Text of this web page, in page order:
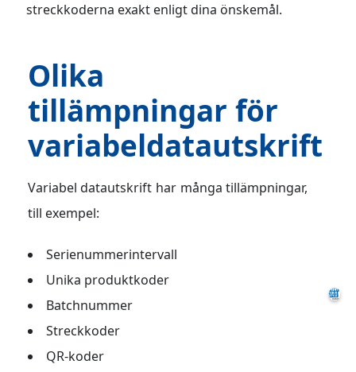
streckkoderna exakt enligt dina önskemål.
Olika
tillämpningar för
variabeldatautskrift
Variabel datautskrift har många tillämpningar,
till exempel:
Serienummerintervall
Unika produktkoder
Batchnummer
Streckkoder
QR-koder